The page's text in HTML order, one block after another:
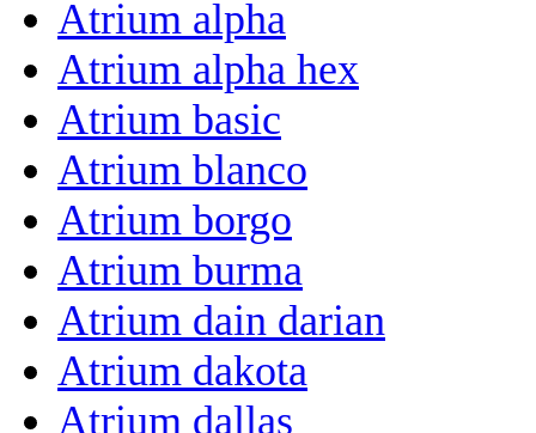
Atrium alpha
Atrium alpha hex
Atrium basic
Atrium blanco
Atrium borgo
Atrium burma
Atrium dain darian
Atrium dakota
Atrium dallas